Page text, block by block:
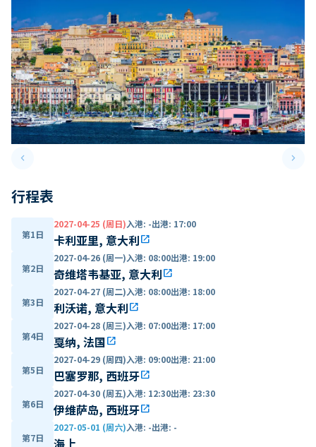
keyboard_arrow_leftPrevious slide keyboard_arrow_right
行程表
第1日
2027-04-25 (周日)入港: -出港: 17:00
卡利亚里, 意大利open_in_new
第2日
2027-04-26 (周一)入港: 08:00出港: 19:00
奇维塔韦基亚, 意大利open_in_new
第3日
2027-04-27 (周二)入港: 08:00出港: 18:00
利沃诺, 意大利open_in_new
第4日
2027-04-28 (周三)入港: 07:00出港: 17:00
戛纳, 法国open_in_new
第5日
2027-04-29 (周四)入港: 09:00出港: 21:00
巴塞罗那, 西班牙open_in_new
第6日
2027-04-30 (周五)入港: 12:30出港: 23:30
伊维萨岛, 西班牙open_in_new
第7日
2027-05-01 (周六)入港: -出港: -
海上